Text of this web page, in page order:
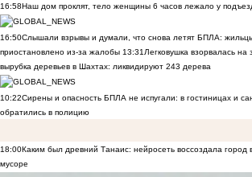
16:58Наш дом проклят, тело женщины 6 часов лежало у
16:50Слышали взрывы и думали, что снова летят БПЛА:
приостановлено из-за жалобы 13:31 Легковушка взорвалась на
вырубка деревьев в Шахтах: ликвидируют 243 дерева
10:22Сирены и опасность БПЛА не испугали: в гостиницах и
обратились в полицию
18:00Каким был древний Танаис: нейросеть воссоздала город
мусоре